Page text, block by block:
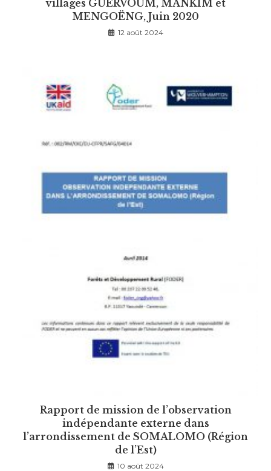
villages GUERVOUM, MANKIM et
MENGOËNG, Juin 2020
12 août 2024
Rapport de mission de l’observation
indépendante externe dans
l’arrondissement de SOMALOMO (Région
de l’Est)
10 août 2024